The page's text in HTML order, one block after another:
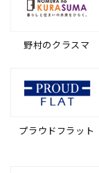
野村のクラスマ
プラウドフラット